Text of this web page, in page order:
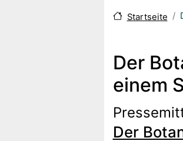
Startseite
Der
einem
Der